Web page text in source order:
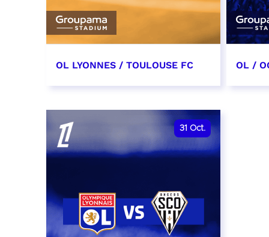
OL LYONNES / TOULOUSE FC
date et heure à confirmer
RÉSERVER
OL /
31 Oct.